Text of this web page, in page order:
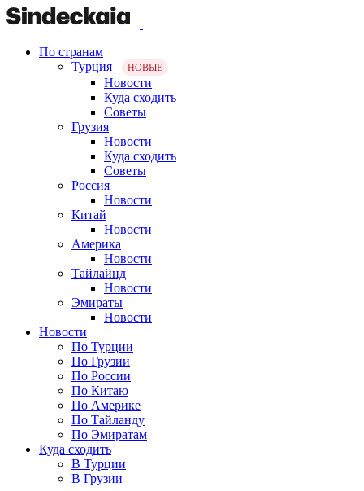
По странам
Турция
НОВЫЕ
Новости
Куда сходить
Советы
Грузия
Новости
Куда сходить
Советы
Россия
Новости
Китай
Новости
Америка
Новости
Тайлайнд
Новости
Эмираты
Новости
Новости
По Турции
По Грузии
По России
По Китаю
По Америке
По Тайланду
По Эмиратам
Куда сходить
В Турции
В Грузии